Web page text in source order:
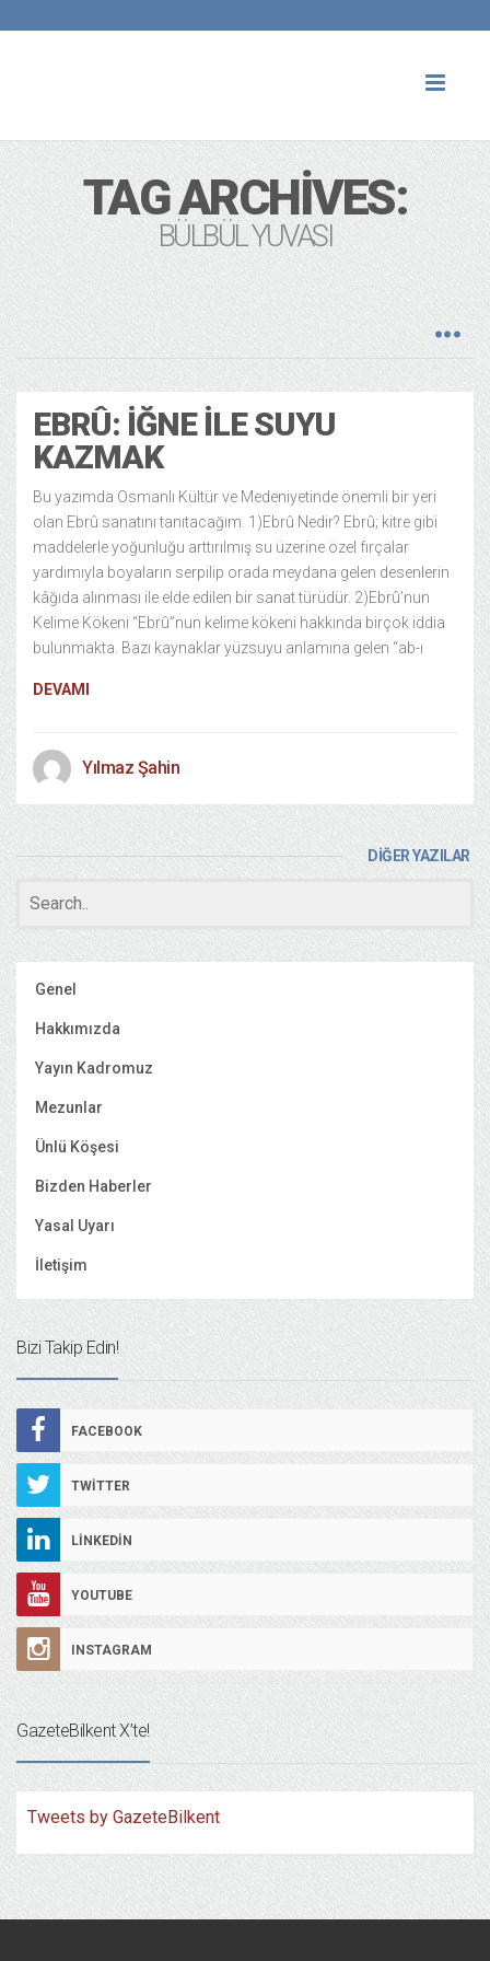
TAG ARCHIVES:
BÜLBÜL YUVASI
EBRÛ: İĞNE ILE SUYU
KAZMAK
Bu yazımda Osmanlı Kültür ve Medeniyetinde önemli bir yeri
olan Ebrû sanatını tanıtacağım. 1)Ebrû Nedir? Ebrû; kitre gibi
maddelerle yoğunluğu arttırılmış su üzerine özel fırçalar
yardımıyla boyaların serpilip orada meydana gelen desenlerin
kâğıda alınması ile elde edilen bir sanat türüdür. 2)Ebrû’nun
Kelime Kökeni “Ebrû”nun kelime kökeni hakkında birçok iddia
bulunmakta. Bazı kaynaklar yüzsuyu anlamına gelen “ab-ı
DEVAMI
Yılmaz Şahin
DİĞER YAZILAR
Genel
Hakkımızda
Yayın Kadromuz
Mezunlar
Ünlü Köşesi
Bizden Haberler
Yasal Uyarı
İletişim
Bizi Takip Edin!
FACEBOOK
TWITTER
LINKEDIN
YOUTUBE
INSTAGRAM
GazeteBilkent X’te!
Tweets by GazeteBilkent